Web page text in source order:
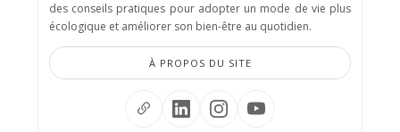
des conseils pratiques pour adopter un mode de vie plus
écologique et améliorer son bien-être au quotidien.
À PROPOS DU SITE